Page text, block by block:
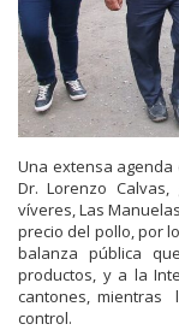
Una extensa
Dr. Lorenzo
víveres, Las
precio del pollo, por
balanza pública
productos, y a la
cantones, mientras
control.